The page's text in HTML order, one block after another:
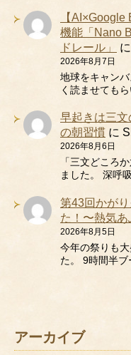
【
機能「Nano
ドレール」
に
2026年8月7日
地球をキャン
く読ませても
早起きは三
の朝習慣 に
2026年8月6日
「三文どころ
ました。 深呼
第43回かが
た！〜熱気
2026年8月5日
今年の祭りも
た。 9時間半
アーカイブ